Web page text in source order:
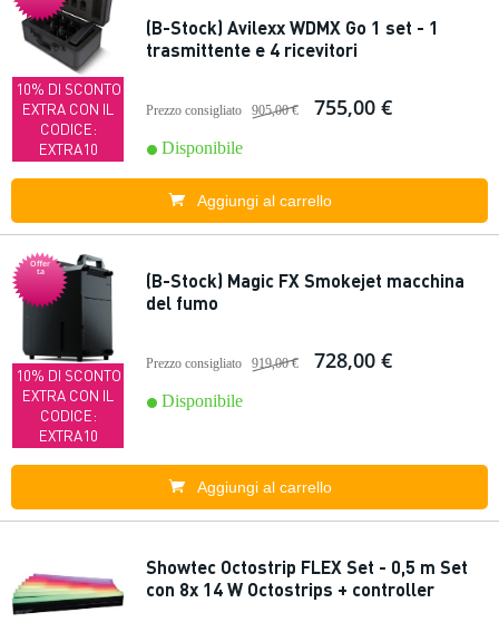
10% DI SCONTO
EXTRA CON IL
CODICE:
EXTRA10
(B-Stock) Avilexx WDMX Go 1 set - 1
trasmittente e 4 ricevitori
Prezzo consigliato 905,00 € 755,00 €
Disponibile
Aggiungi al carrello
Offer
ta
10% DI SCONTO
EXTRA CON IL
CODICE:
EXTRA10
(B-Stock) Magic FX Smokejet macchina
del fumo
Prezzo consigliato 919,00 € 728,00 €
Disponibile
Aggiungi al carrello
Showtec Octostrip FLEX Set - 0,5 m Set
con 8x 14 W Octostrips + controller